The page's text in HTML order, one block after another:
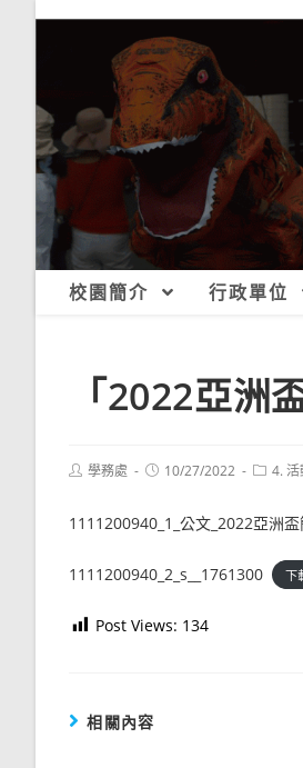
校園簡介 行政單位
「2022亞洲
Post學務處
Post10/27/2022
Post4.
1111200940_1_公文_2022亞洲
1111200940_2_s__1761300 下
Post Views: 134
相關內容